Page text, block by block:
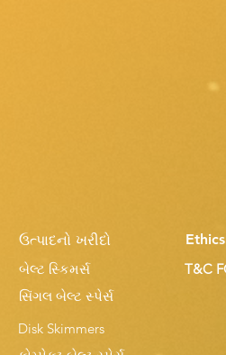
ઉત્પાદનો ખરીદો
બેલ્ટ સ્કિમર્સ
T&C
સિંગલ બેલ્ટ સ્પેર્સ
Disk Skimmers